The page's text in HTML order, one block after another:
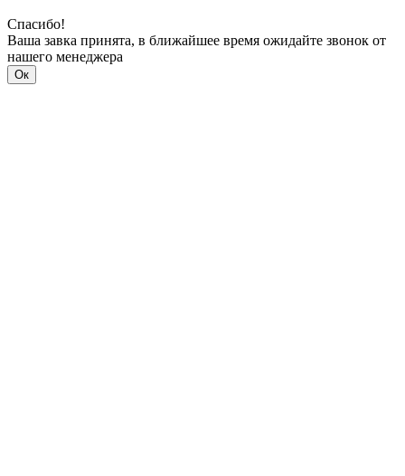
Спасибо!
Ваша завка принята, в ближайшее время ожидайте звонок от
нашего менеджера
Ок